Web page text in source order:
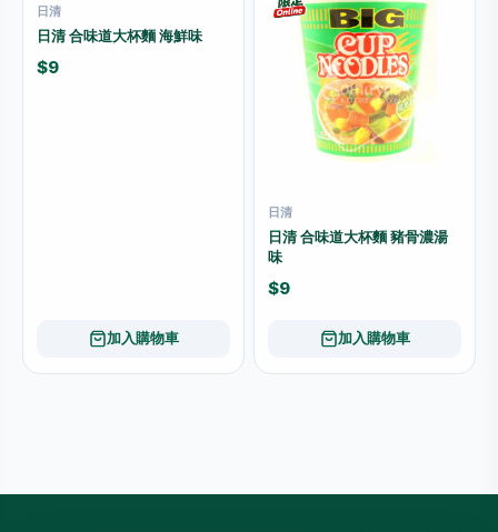
日清
日清 合味道大杯麵 海鮮味
$9
加入購物車
日清
日清 合味道大杯麵 豬骨濃湯
味
$9
加入購物車